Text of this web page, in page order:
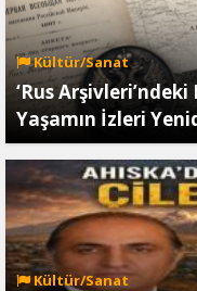
Kültür/Sanat
‘Rus Arşivleri’ndeki
Yaşamın İzleri
Kültür/Sanat